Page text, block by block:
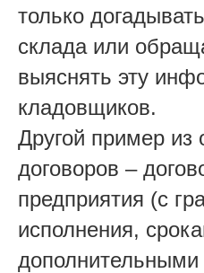
только
склада или
выяснять эту
кладовщиков.
Другой пример из
договоров –
предприятия (с
исполнения,